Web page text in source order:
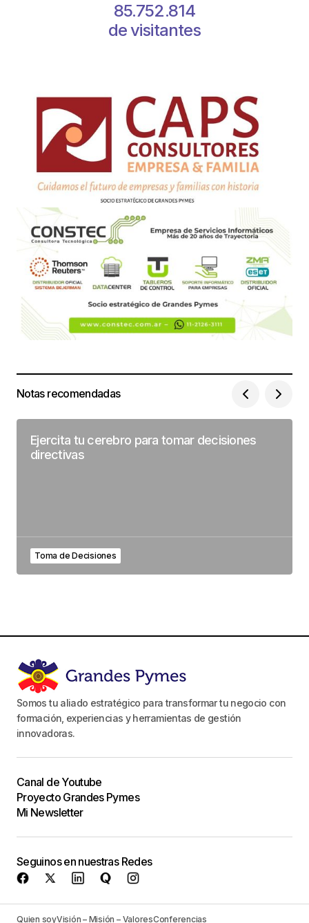
85.752.814
de visitantes
Notas recomendadas
Ejercita tu cerebro para tomar decisiones
directivas
Toma de Decisiones
Somos tu aliado estratégico para transformar tu negocio con
formación, experiencias y herramientas de gestión
innovadoras.
Canal de Youtube
Proyecto Grandes Pymes
Mi Newsletter
Seguinos en nuestras Redes
Quien soyVisión – Misión – ValoresConferencias